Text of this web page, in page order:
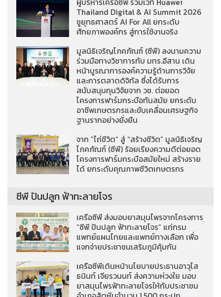
ผู้บริหารเครือซีพี ร่วมเวที Huawei
Thailand Digital & AI Summit 2026
ชูยุทธศาสตร์ AI For All ยกระดับ
ศักยภาพองค์กร สู่การใช้งานจริง
มูลนิธิเจริญโภคภัณฑ์ (ซีพี) ลงนามความ
ร่วมมือทางวิชาการกับ มทร.อีสาน เดิน
หน้าบูรณาการองค์ความรู้ด้านการวิจัย
และการตลาดดิจิทัล ซึ่งได้รับการ
สนับสนุนทุนวิจัยจาก วช. ต่อยอด
โครงการฟาร์มกระบือทันสมัย ยกระดับ
อาชีพเกษตรกรและขับเคลื่อนเศรษฐกิจ
ฐานรากอย่างยั่งยืน
จาก “ไถ่ชีวิต” สู่ “สร้างชีวิต” มูลนิธิเจริญ
โภคภัณฑ์ (ซีพี) ร้อยเรียงความดีต่อยอด
โครงการฟาร์มกระบือสมัยใหม่ สร้างราย
ได้ ยกระดับคุณภาพชีวิตเกษตรกร
ซีพี ปันปลูก ฟ้าทะลายโจร
เครือซีพี ส่งมอบยาสมุนไพรจากโครงการ
“ซีพี ปันปลูก ฟ้าทะลายโจร” แก่กรม
แพทย์แผนไทยและแพทย์ทางเลือก เพื่อ
แจกจ่ายประชาชนเสริมภูมิคุ้มกัน
เครือซีพีเดินหน้านโยบายประธานอาวุโส
ธนินท์ เจียรวนนท์ ส่งความห่วงใย มอบ
ยาสมุนไพรฟ้าทะลายโจรให้กับประชาชน